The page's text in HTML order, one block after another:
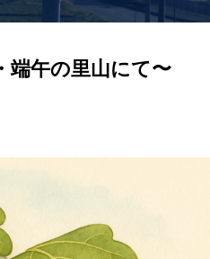
端午の里山にて〜